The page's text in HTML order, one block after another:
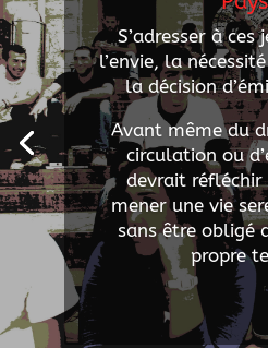
S’adresser à ces
l’envie, la
la décision
Avant même du
circulation ou
devrait réfléchir
mener une vie
sans être obligé
propre